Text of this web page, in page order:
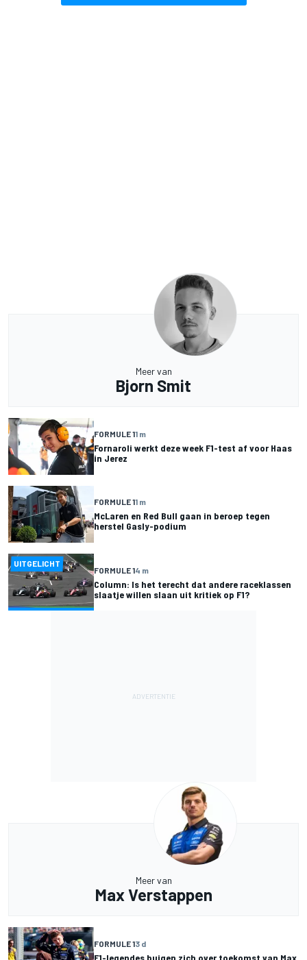
Meer van
Bjorn Smit
FORMULE 11 m
Fornaroli werkt deze week F1-test af voor Haas
in Jerez
FORMULE 11 m
McLaren en Red Bull gaan in beroep tegen
herstel Gasly-podium
UITGELICHT
FORMULE 14 m
Column: Is het terecht dat andere raceklassen
slaatje willen slaan uit kritiek op F1?
Meer van
Max Verstappen
FORMULE 13 d
F1-legendes buigen zich over toekomst van Max